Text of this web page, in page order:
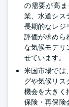
の需要が高
業、水道シス
長期的なレジ
評価が求めら
な気候モデリ
せています。
米国市場では
グや気候リス
機会を大きく
保険・再保険